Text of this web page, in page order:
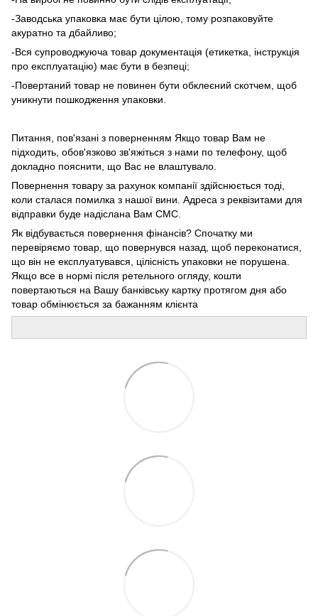
-Заводська упаковка має бути цілою, тому розпаковуйте
акуратно та дбайливо;
-Вся супроводжуюча товар документація (етикетка, інструкція
про експлуатацію) має бути в безпеці;
-Повертаний товар не повинен бути обклеєний скотчем, щоб
уникнути пошкодження упаковки.
Питання, пов'язані з поверненням Якщо товар Вам не
підходить, обов'язково зв'яжіться з нами по телефону, щоб
докладно пояснити, що Вас не влаштувало.
Повернення товару за рахунок компанії здійснюється тоді,
коли сталася помилка з нашої вини. Адреса з реквізитами для
відправки буде надіслана Вам СМС.
Як відбувається повернення фінансів? Спочатку ми
перевіряємо товар, що повернувся назад, щоб переконатися,
що він не експлуатувався, цілісність упаковки не порушена.
Якщо все в нормі після ретельного огляду, кошти
повертаються на Вашу банківську картку протягом дня або
товар обмінюється за бажанням клієнта